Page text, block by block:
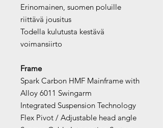
Erinomainen, suomen poluille
riittävä jousitus
Todella kulutusta kestävä
voimansiirto
Frame
Spark Carbon HMF Mainframe with
Alloy 6011 Swingarm
Integrated Suspension Technology
Flex Pivot / Adjustable head angle